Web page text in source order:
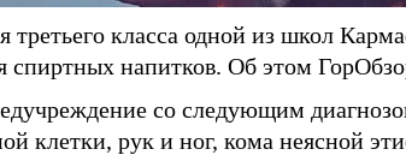
третьего класса одной из школ
спиртных напитков. Об этом
со следующим
клетки, рук и ног, кома неясной